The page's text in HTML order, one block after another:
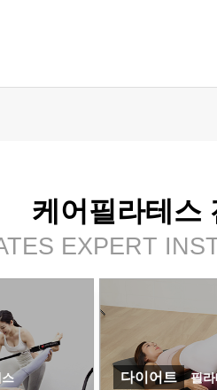
케어필라테스
EXPERT
다이어트 필